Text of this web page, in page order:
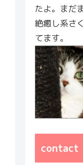
たよ。まだ
絶癒し系さ
てます。
contact